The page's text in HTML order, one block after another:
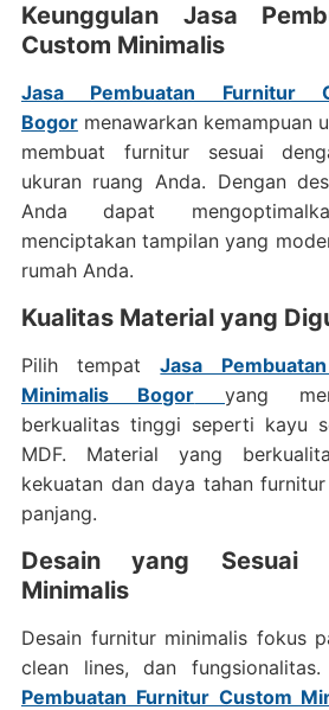
Keunggulan Jasa
Custom Minimalis
Jasa Pembuatan Furnitur
Bogormenawarkan kemampuan
membuat furnitur sesuai
ukuran ruang Anda. Dengan
Anda dapat
menciptakan tampilan yang
rumah Anda.
Kualitas Material yang
Pilih tempatJasa
Minimalis Bogor
yang
berkualitas tinggi seperti kayu
MDF. Material yang
kekuatan dan daya tahan
panjang.
Desain yang Sesuai
Minimalis
Desain furnitur minimalis fokus
clean lines, dan
Pembuatan Furnitur Custom